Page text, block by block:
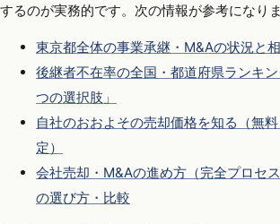
するのが実務的です。次の情報が参考になりま
東京都全体の事業承継・M&Aの状況と
後継者不在率の全国・都道府県ランキ
つの選択肢」
自社のおおよその売却価格を知る（無
定）
会社売却・M&Aの進め方（完全プロセス
の選び方・比較